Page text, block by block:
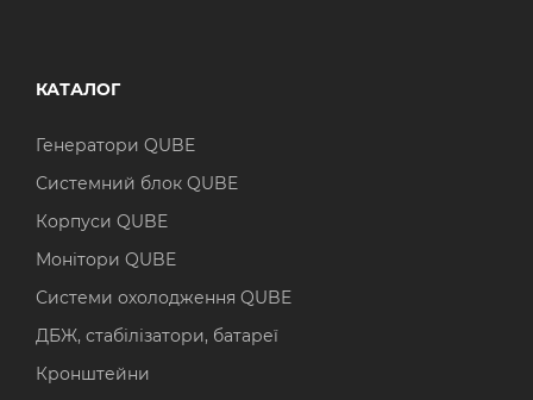
КАТАЛОГ
Генератори QUBE
Системний блок QUBE
Корпуси QUBE
Монітори QUBE
Системи охолодження QUBE
ДБЖ, стабілізатори, батареї
Кронштейни